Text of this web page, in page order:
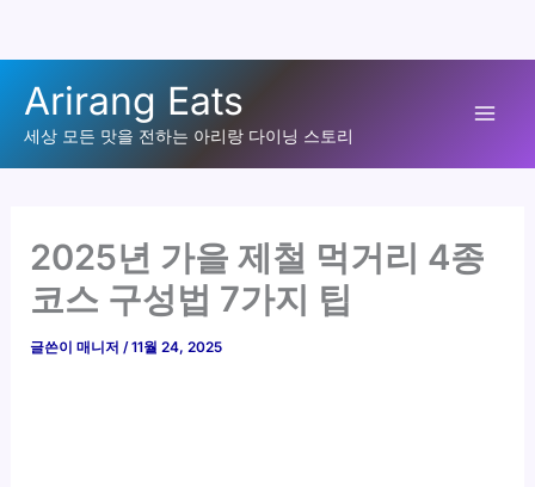
로
Arirang Eats
세상 모든 맛을 전하는 아리랑 다이닝 스토리
2025년 가을 제철 먹거리 4종
코스 구성법 7가지 팁
글쓴이매니저/11월 24, 2025